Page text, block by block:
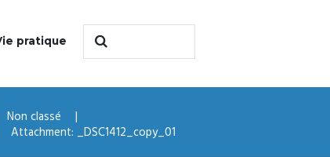
pratique
Non classé
Attachment: _DSC1412_copy_01